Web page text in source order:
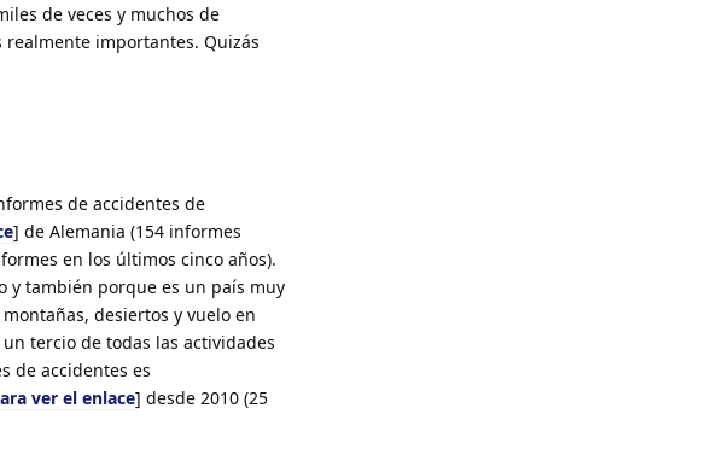
de veces y muchos de
importantes. Quizás
de accidentes de
] de Alemania (154 informes
en los últimos cinco años).
y también porque es un país muy
desiertos y vuelo en
tercio de todas las actividades
de accidentes es
ver el enlace] desde 2010 (25